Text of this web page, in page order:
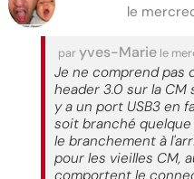
le
paryves-Marie le
Je ne comprend pas
header 3.0 sur la
y a un port USB3 en
soit branché quelque
le branchement à
pour les vieilles CM,